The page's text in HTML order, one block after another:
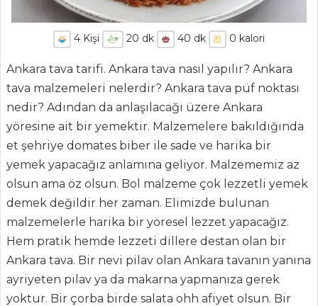
ANASAYFA
BLOG
Medya
Aktüel
Chefs
4 Kişi 20 dk 40 dk 0 kalori
Ankara tava tarifi. Ankara tava nasıl yapılır? Ankara
tava malzemeleri nelerdir? Ankara tava püf noktası
nedir? Adından da anlaşılacağı üzere Ankara
yöresine ait bir yemektir. Malzemelere bakıldığında
et şehriye domates biber ile sade ve harika bir
yemek yapacağız anlamına geliyor. Malzememiz az
olsun ama öz olsun. Bol malzeme çok lezzetli yemek
demek değildir her zaman. Elimizde bulunan
malzemelerle harika bir yöresel lezzet yapacağız.
Hem pratik hemde lezzeti dillere destan olan bir
Ankara tava. Bir nevi pilav olan Ankara tavanın yanına
ayriyeten pilav ya da makarna yapmanıza gerek
yoktur. Bir çorba birde salata ohh afiyet olsun. Bir